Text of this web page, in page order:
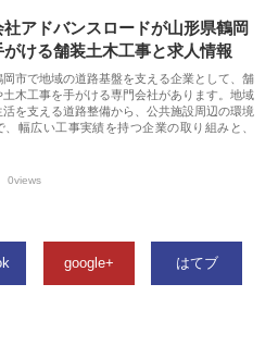
社アドバンスロードが山形県鶴岡
がける舗装土木工事と求人情報
岡市で地域の道路基盤を支える企業として、舗
土木工事を手がける専門会社があります。地域
活を支える道路整備から、公共施設周辺の環境
、幅広い工事実績を持つ企業の取り組みと、
0views
google+ はてブ